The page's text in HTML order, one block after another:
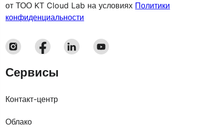
от ТОО KT Cloud Lab на условиях Политики
конфиденциальности
Сервисы
Контакт-центр
Облако